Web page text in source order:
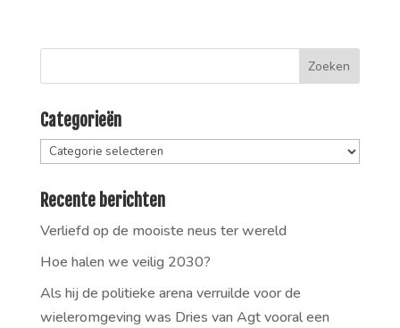
Categorieën
Categorieën
Recente berichten
Verliefd op de mooiste neus ter wereld
Hoe halen we veilig 2030?
Als hij de politieke arena verruilde voor de
wieleromgeving was Dries van Agt vooral een